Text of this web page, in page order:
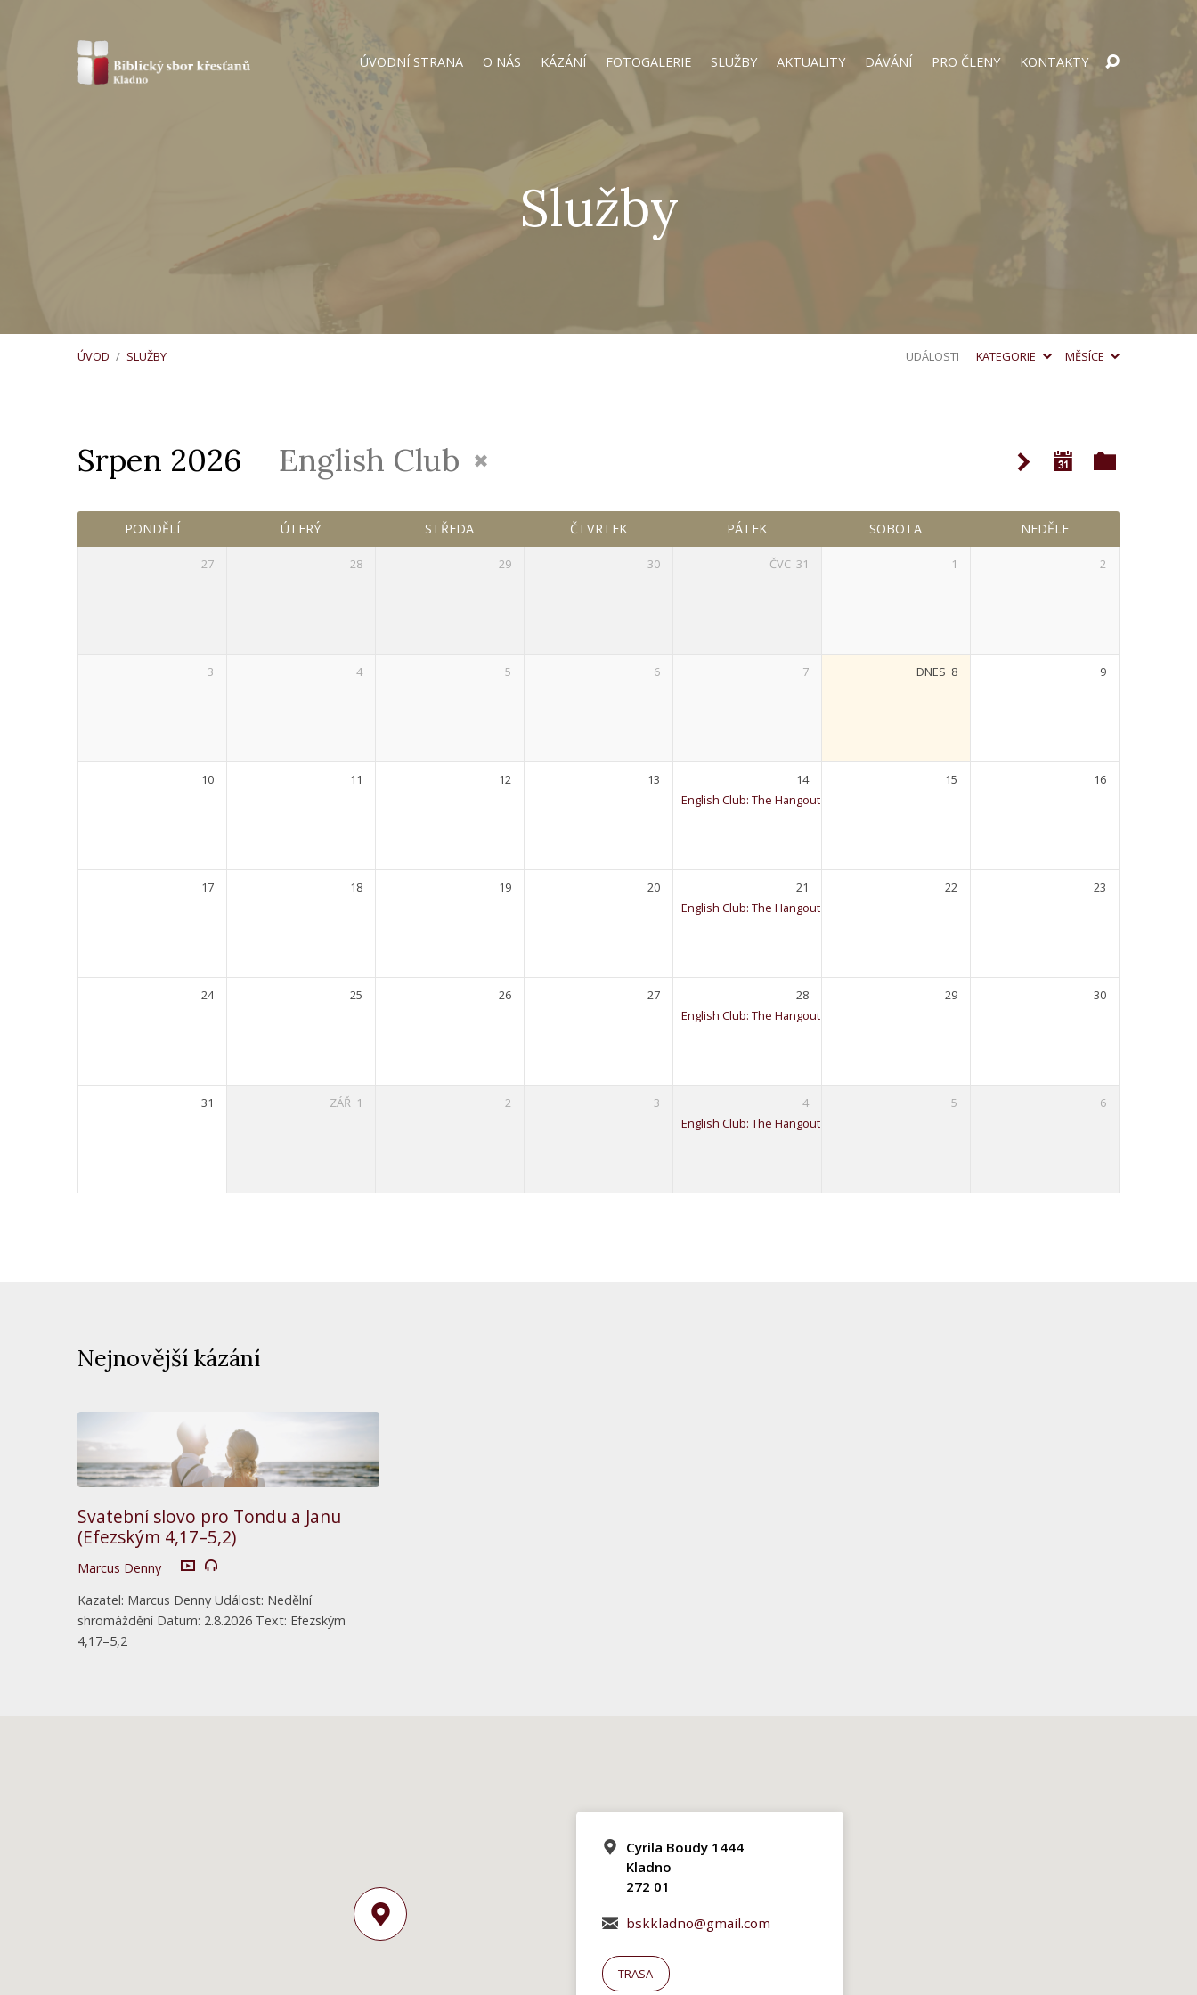
ÚVODNÍ STRANA O NÁS KÁZÁNÍ FOTOGALERIE SLUŽBY AKTUALITY DÁVÁNÍ PRO ČLENY KONTAKTY
Služby
ÚVOD / SLUŽBY UDÁLOSTI KATEGORIE MĚSÍCE
Služby
Srpen 2026 English Club
PONDĚLÍ ÚTERÝ STŘEDA ČTVRTEK PÁTEK SOBOTA NEDĚLE
27 28 29 30 ČVC 31 1 2
3 4 5 6 7 DNES 8 9
10 11 12 13
14
English Club: The Hangout
15 16
17 18 19 20
21
English Club: The Hangout
22 23
24 25 26 27
28
English Club: The Hangout
29 30
31 ZÁŘ 1 2 3
4
English Club: The Hangout
5 6
Nejnovější kázání
Svatební slovo pro Tondu a Janu
(Efezským 4,17–5,2)
Marcus Denny
Kazatel: Marcus Denny Událost: Nedělní
shromáždění Datum: 2.8.2026 Text: Efezským
4,17–5,2
Cyrila Boudy 1444
Kladno
272 01
bskkladno@gmail.com
TRASA